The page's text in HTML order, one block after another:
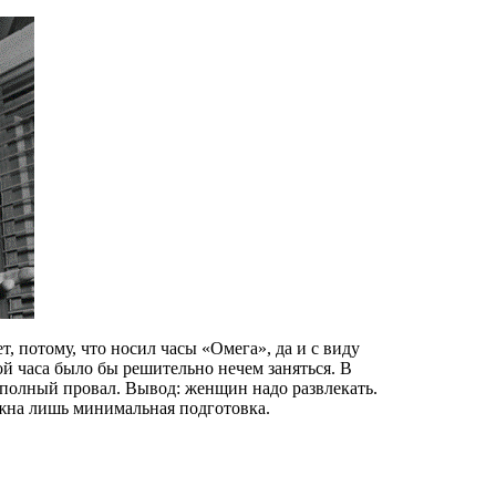
потому, что носил часы «Омега», да и с виду
часа было бы решительно нечем заняться. В
провал. Вывод: женщин надо развлекать.
лишь минимальная подготовка.